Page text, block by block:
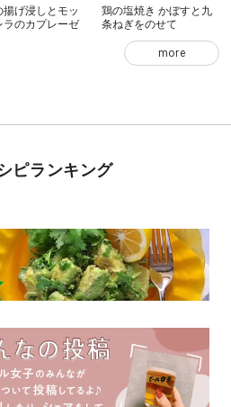
揚げ浸しとモッ
ラのカプレーゼ
鶏の塩焼き かぼすと九
条ねぎをのせて
more
ピランキング